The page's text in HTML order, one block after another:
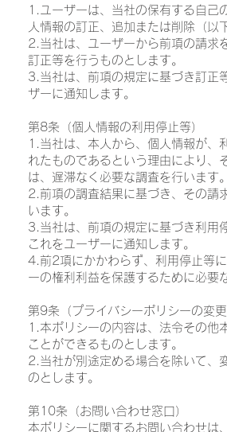
1.ユーザーは、当社の保有する自己
人情報の訂正、追加または削除（以
2.当社は、ユーザーから前項の請求
訂正等を行うものとします。
3.当社は、前項の規定に基づき訂正
ザーに通知します。
第8条（個人情報の利用停止等）
1.当社は、本人から、個人情報が、
れたものであるという理由により、
は、遅滞なく必要な調査を行います。
2.前項の調査結果に基づき、その請
います。
3.当社は、前項の規定に基づき利用
これをユーザーに通知します。
4.前2項にかかわらず、利用停止等
ーの権利利益を保護するために必要
第9条（プライバシーポリシーの変更
1.本ポリシーの内容は、法令その他
ことができるものとします。
2.当社が別途定める場合を除いて、
のとします。
第10条（お問い合わせ窓口）
本ポリシーに関するお問い合わせは